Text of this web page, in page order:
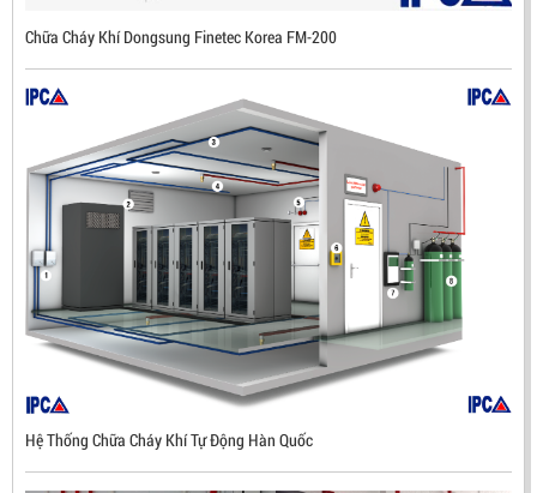
LIÊN HỆ
Mã sản phẩm: DX500
Chữa Cháy Khí Dongsung Finetec Korea FM-200
Hệ Thống Chữa Cháy Khí Tự Động Hàn Quốc